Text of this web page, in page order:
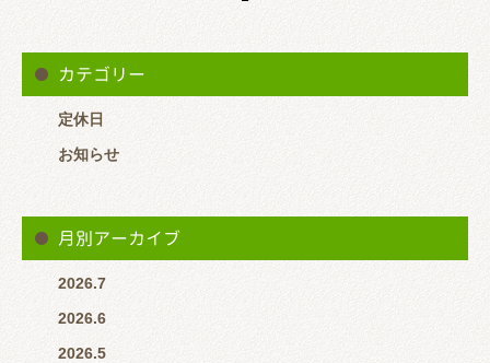
※営業時間中で患者様対応している場合はLINEの返信が遅くな
ると思います。 その場合はお電話いただけると助かります。
うしお整骨院は完全予約制ではありませんが、予約が埋まってい
は
【LINEでメッセージ 又は 電話（0647001131）】
いただけるとスムーズに案内できると思います。
※営業時間中で患者様対応している場合はLINEの返信が遅くな
カテゴリー
定休日
お知らせ
月別アーカイブ
2026.7
2026.6
2026.5